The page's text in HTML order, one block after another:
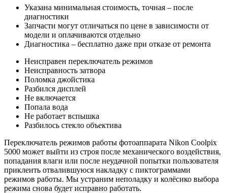
Указана минимальная стоимость, точная – после
диагностики
Запчасти могут отличаться по цене в зависимости от
модели и оплачиваются отдельно
Диагностика – бесплатно даже при отказе от ремонта
Неисправен переключатель режимов
Неисправность затвора
Поломка джойстика
Разбился дисплей
Не включается
Попала вода
Не работает вспышка
Разбилось стекло объектива
Переключатель режимов работы фотоаппарата Nikon Coolpix
5000 может выйти из строя после механического воздействия,
попадания влаги или после неудачной попытки пользователя
приклеить отвалившуюся накладку с пиктограммами
режимов работы. Мы устраним неполадку и колёсико выбора
режима снова будет исправно работать.